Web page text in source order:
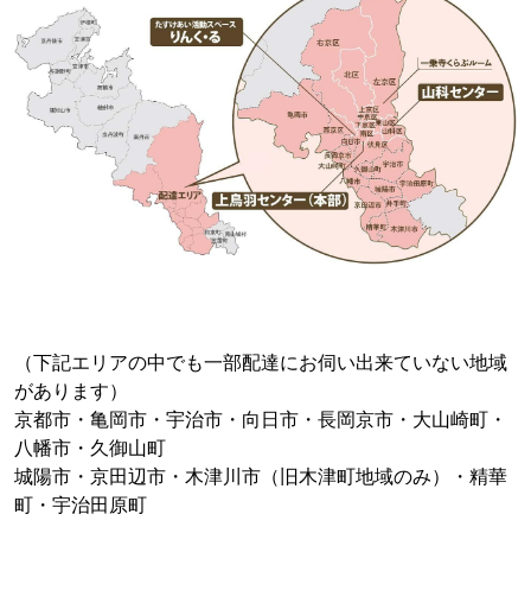
（下記エリアの中でも一部配達にお伺い出来ていない地域
があります）
京都市・亀岡市・宇治市・向日市・長岡京市・大山崎町・
八幡市・久御山町
城陽市・京田辺市・木津川市（旧木津町地域のみ）・精華
町・宇治田原町